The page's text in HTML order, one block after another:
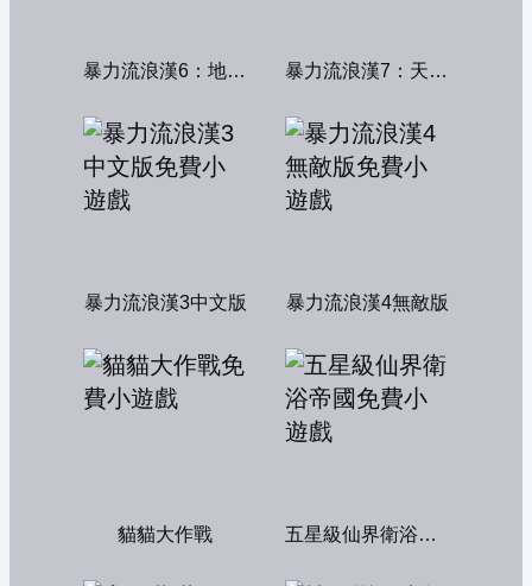
暴力流浪漢6：地獄篇無敵版 暴力流浪漢7：天堂篇無敵版
暴力流浪漢3中文版 暴力流浪漢4無敵版
貓貓大作戰 五星級仙界衛浴帝國